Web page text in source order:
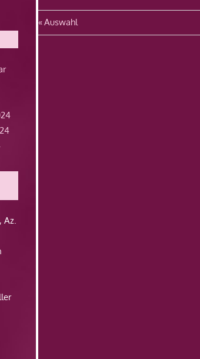
Beitragsnavigation
Vorheriger
Beitrag:
Auswahl
Az.